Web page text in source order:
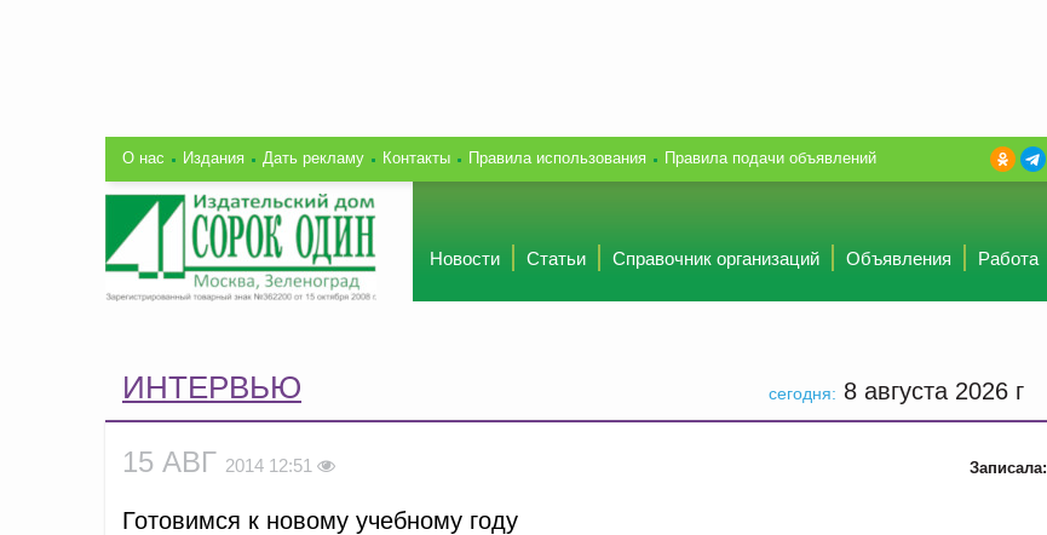
О нас Издания Дать рекламу Контакты Правила использования Правила подачи объявлений
Новости Статьи Справочник организаций Объявления Работа
сегодня: 8 августа 2026 г
ИНТЕРВЬЮ
15 АВГ 2014 12:51 Записала:
Готовимся к новому учебному году